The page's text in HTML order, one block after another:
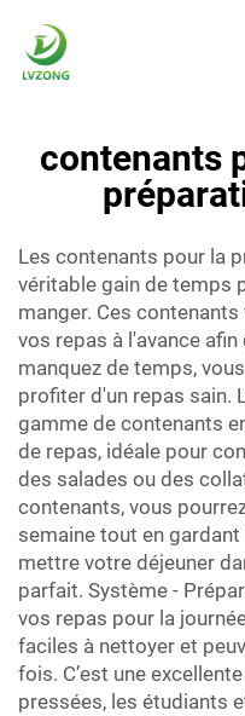
contenants
Les contenants pour la
véritable gain de temps
manger. Ces
vos repas à l'avance
manquez de temps,
profiter d'un repas sain.
gamme de contenants
de repas, idéale pour
des salades ou des
contenants, vous
semaine tout en
mettre votre déjeuner
parfait. Système -
vos repas pour la
faciles à nettoyer et
fois. C’est une
pressées, les étudiants